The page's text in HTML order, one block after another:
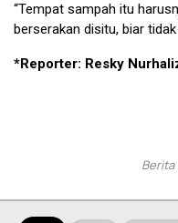
“Tempat sampah itu
berserakan disitu, biar
*Reporter: Resky
Berita